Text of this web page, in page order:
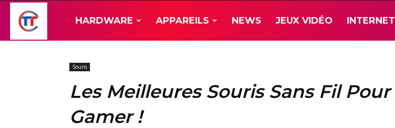
HARDWARE APPAREILS NEWS JEUX VIDÉO INTERNET
Souris
Les Meilleures Souris Sans Fil Pour
Gamer !